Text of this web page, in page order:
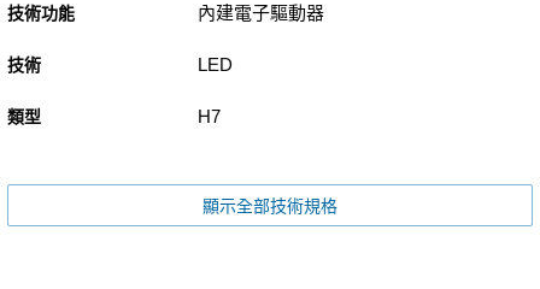
技術功能 內建電子驅動器
技術 LED
類型 H7
顯示全部技術規格